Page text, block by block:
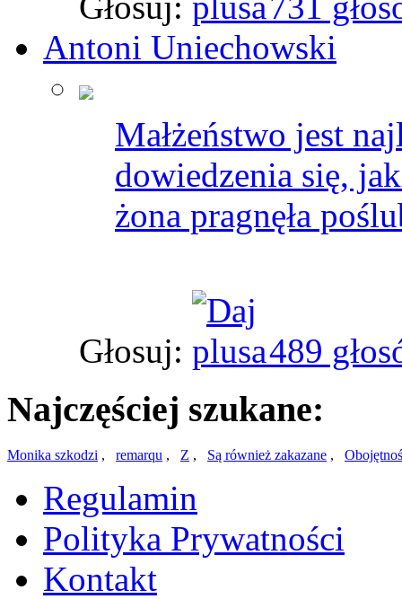
Antoni Uniechowski
Małżeństwo jest
dowiedzenia się,
żona pragnęła
Głosuj: 489
Najczęściej szukane:
Monika szkodzi , remarqu , Z , Są również zakazane ,
Regulamin
Polityka Prywatności
Kontakt